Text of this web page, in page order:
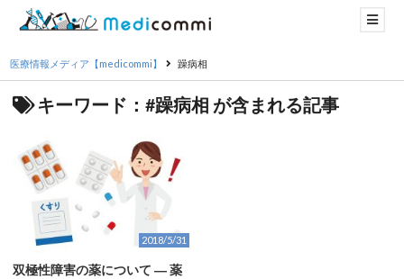
医療情報メディア【medicommi】 躁病相
キーワード：#躁病相 が含まれる記事
2018/5/31
双極性障害の薬について ― 薬